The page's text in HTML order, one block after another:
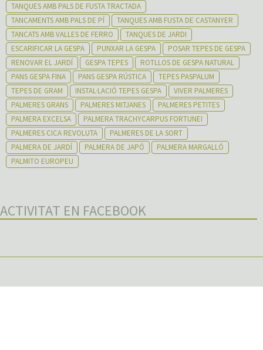
TANQUES AMB PALS DE FUSTA TRACTADA
TANCAMENTS AMB PALS DE PÍ
TANQUES AMB FUSTA DE CASTANYER
TANCATS AMB VALLES DE FERRO
TANQUES DE JARDI
ESCARIFICAR LA GESPA
PUNXAR LA GESPA
POSAR TEPES DE GESPA
RENOVAR EL JARDÍ
GESPA TEPES
ROTLLOS DE GESPA NATURAL
PANS GESPA FINA
PANS GESPA RÚSTICA
TEPES PASPALUM
TEPES DE GRAM
INSTAL·LACIÓ TEPES GESPA
VIVER PALMERES
PALMERES GRANS
PALMERES MITJANES
PALMERES PETITES
PALMERA EXCELSA
PALMERA TRACHYCARPUS FORTUNEI
PALMERES CICA REVOLUTA
PALMERES DE LA SORT
PALMERA DE JARDÍ
PALMERA DE JAPÓ
PALMERA MARGALLÓ
PALMITO EUROPEU
ACTIVITAT EN FACEBOOK